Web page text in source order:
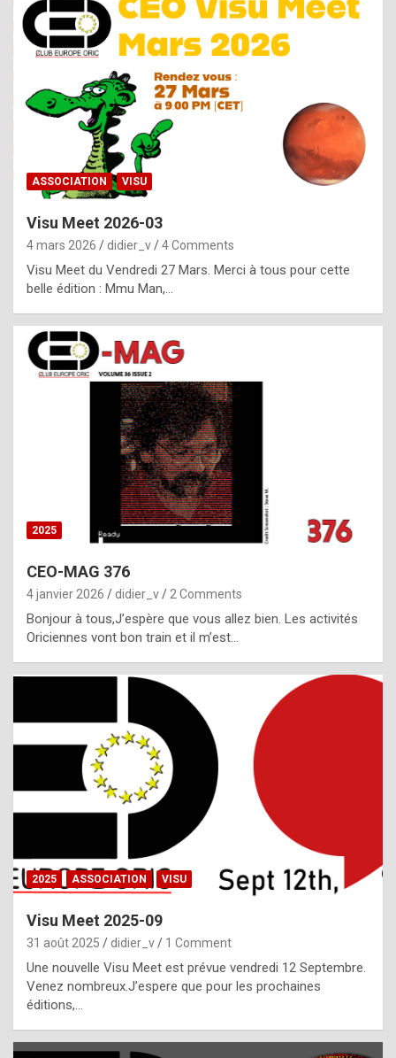
n
e
R
o
p
l
c
h
i
s
t
o
r
p
e
c
i
l
,
g
h
t
f
ASSOCIATION VISU
Visu Meet 2026-03
4 mars 2026 didier_v 4 Comments
Visu Meet du Vendredi 27 Mars. Merci à tous pour cette
belle édition : Mmu Man,…
2025
CEO-MAG 376
4 janvier 2026 didier_v 2 Comments
Bonjour à tous,J’espère que vous allez bien. Les activités
Oriciennes vont bon train et il m’est…
2025 ASSOCIATION VISU
Visu Meet 2025-09
31 août 2025 didier_v 1 Comment
Une nouvelle Visu Meet est prévue vendredi 12 Septembre.
Venez nombreux.J’espere que pour les prochaines
éditions,…